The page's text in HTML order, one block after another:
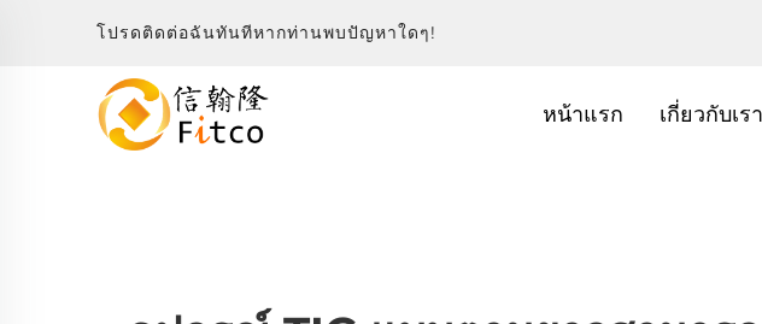
โปรดติดต่อฉันทันทีหากท่านพบปัญหาใดๆ!
หน้าแรก เกี่ยวกับเรา